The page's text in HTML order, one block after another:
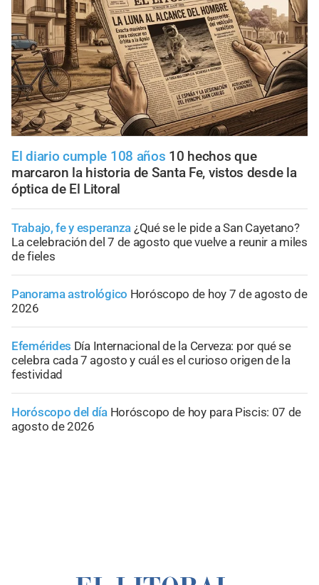
El diario cumple 108 años 10 hechos que
marcaron la historia de Santa Fe, vistos desde la
óptica de El Litoral
Trabajo, fe y esperanza ¿Qué se le pide a San Cayetano?
La celebración del 7 de agosto que vuelve a reunir a miles
de fieles
Panorama astrológico Horóscopo de hoy 7 de agosto de
2026
Efemérides Día Internacional de la Cerveza: por qué se
celebra cada 7 agosto y cuál es el curioso origen de la
festividad
Horóscopo del día Horóscopo de hoy para Piscis: 07 de
agosto de 2026